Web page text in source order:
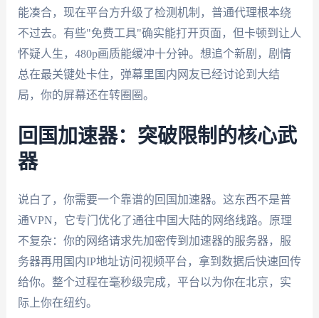
能凑合，现在平台方升级了检测机制，普通代理根本绕
不过去。有些"免费工具"确实能打开页面，但卡顿到让人
怀疑人生，480p画质能缓冲十分钟。想追个新剧，剧情
总在最关键处卡住，弹幕里国内网友已经讨论到大结
局，你的屏幕还在转圈圈。
回国加速器：突破限制的核心武
器
说白了，你需要一个靠谱的回国加速器。这东西不是普
通VPN，它专门优化了通往中国大陆的网络线路。原理
不复杂：你的网络请求先加密传到加速器的服务器，服
务器再用国内IP地址访问视频平台，拿到数据后快速回传
给你。整个过程在毫秒级完成，平台以为你在北京，实
际上你在纽约。